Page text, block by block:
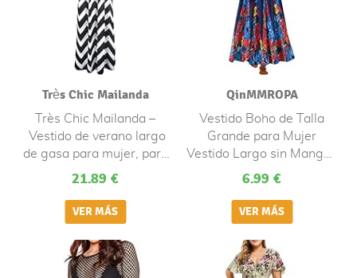
Très Chic Mailanda
Très Chic Mailanda –
Vestido de verano largo
de gasa para mujer, para
fiesta, de cintura alta, sin
21.89 €
QinMMROPA
Vestido Boho de Talla
Grande para Mujer
Vestido Largo sin Mangas
con Cuello en V y Fiesta
6.99 €